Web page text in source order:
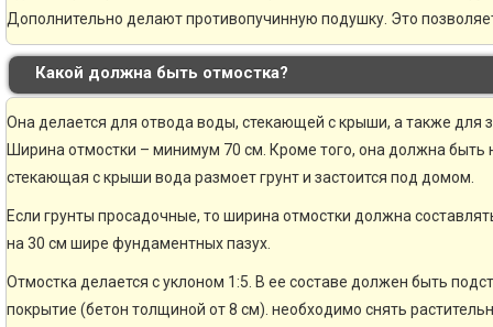
Дополнительно делают противопучинную подушку. Это
Какой должна быть отмостка?
Она делается для отвода воды, стекающей с крыши, а также для
Ширина отмостки – минимум 70 см. Кроме того, она должна быть
стекающая с крыши вода размоет грунт и застоится под домом.
Если грунты просадочные, то ширина отмостки должна
на 30 см шире фундаментных пазух.
Отмостка делается с уклоном 1:5. В ее составе должен быть
покрытие (бетон толщиной от 8 см). необходимо снять